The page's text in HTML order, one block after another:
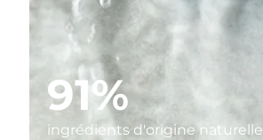
91%
ingrédients d'origine naturelle